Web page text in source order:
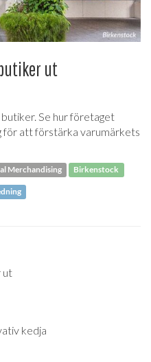
ut
Se hur företaget
för att förstärka varumärkets
Merchandising Birkenstock
ut
kedja